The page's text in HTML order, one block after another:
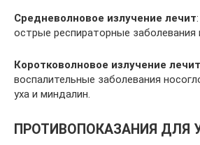
Средневолновое излучение лечит
острые респираторные заболевания
Коротковолновое излучение лечит
воспалительные заболевания
уха и миндалин.
ПРОТИВОПОКАЗАНИЯ ДЛЯ